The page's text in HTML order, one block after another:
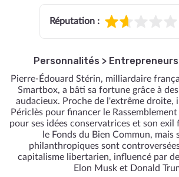
Réputation :
Personnalités> Entrepreneurs
Pierre-Édouard Stérin, milliardaire
Smartbox, a bâti sa fortune grâce à
audacieux. Proche de l'extrême droite,
Périclès pour financer le
pour ses idées conservatrices et son exil
le Fonds du Bien Commun, mais
philanthropiques sont
capitalisme libertarien, influencé par
Elon Musk et Donald